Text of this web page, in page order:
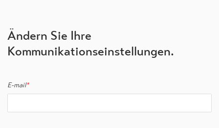
Ändern Sie Ihre
Kommunikationseinstellungen.
E-mail*